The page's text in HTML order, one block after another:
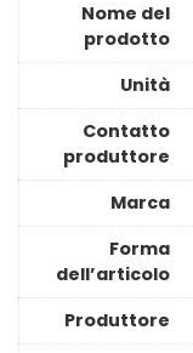
Nome del
prodotto
Unità
Contatto
produttore
Marca
Forma
dell’articolo
Produttore